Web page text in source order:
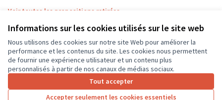
Informations sur les cookies utilisés sur le site web
Nous utilisons des cookies sur notre site Web pour améliorer la
performance et les contenus du site. Les cookies nous permettent
de fournir une expérience utilisateur et un contenu plus
personnalisés à partir de nos canaux de médias sociaux.
Tout accepter
Accepter seulement les cookies essentiels
Voir toutes les propositions retirées
Conditions d'utilisation
Paramètres des cookies
CD37 sur X
(Lien externe)
CD37 sur Facebook
CD37 sur Instagram
CD37 sur YouTube
(Lien externe)